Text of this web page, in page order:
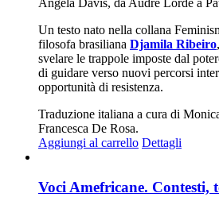
Un testo nato nella collana
filosofa brasiliana Djamila Ribeiro
svelare le trappole imposte dal
di guidare verso nuovi percorsi
opportunità di resistenza.
Traduzione italiana a cura di
Francesca De Rosa.
Aggiungi al carrello Dettagli
Voci Amefricane. Contesti,